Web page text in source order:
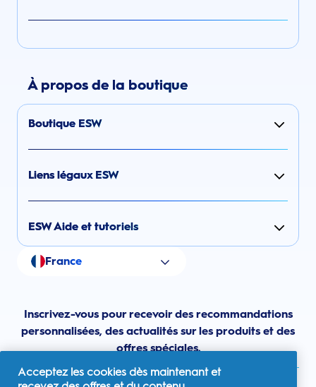
À propos de la boutique
Boutique ESW
Liens légaux ESW
ESW Aide et tutoriels
France
Inscrivez-vous pour recevoir des recommandations
personnalisées, des actualités sur les produits et des
offres spéciales.
Acceptez les cookies dès maintenant et